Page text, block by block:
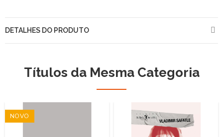
DETALHES DO PRODUTO
Títulos da Mesma Categoria
NOVO